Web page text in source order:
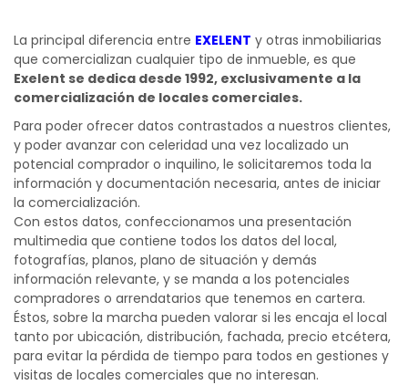
La principal diferencia entre EXELENT y otras inmobiliarias
que comercializan cualquier tipo de inmueble, es que
Exelent se dedica desde 1992, exclusivamente a la
comercialización de locales comerciales.
Para poder ofrecer datos contrastados a nuestros clientes,
y poder avanzar con celeridad una vez localizado un
potencial comprador o inquilino, le solicitaremos toda la
información y documentación necesaria, antes de iniciar
la comercialización.
Con estos datos, confeccionamos una presentación
multimedia que contiene todos los datos del local,
fotografías, planos, plano de situación y demás
información relevante, y se manda a los potenciales
compradores o arrendatarios que tenemos en cartera.
Éstos, sobre la marcha pueden valorar si les encaja el local
tanto por ubicación, distribución, fachada, precio etcétera,
para evitar la pérdida de tiempo para todos en gestiones y
visitas de locales comerciales que no interesan.